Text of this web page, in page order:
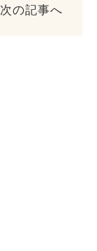
次の記事へ